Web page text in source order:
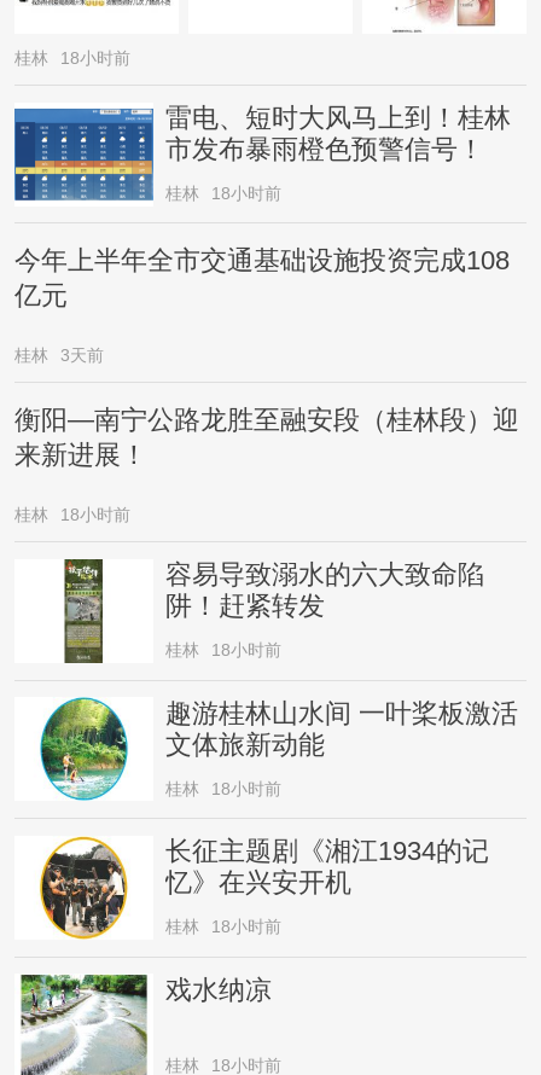
桂林 18小时前
雷电、短时大风马上到！桂林
市发布暴雨橙色预警信号！
桂林 18小时前
今年上半年全市交通基础设施投资完成108
亿元
桂林 3天前
衡阳—南宁公路龙胜至融安段（桂林段）迎
来新进展！
桂林 18小时前
容易导致溺水的六大致命陷
阱！赶紧转发
桂林 18小时前
趣游桂林山水间 一叶桨板激活
文体旅新动能
桂林 18小时前
长征主题剧《湘江1934的记
忆》在兴安开机
桂林 18小时前
戏水纳凉
桂林 18小时前